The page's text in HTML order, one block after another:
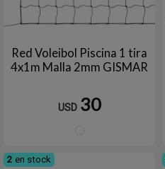
Red Voleibol Piscina 1 tira
4x1m Malla 2mm GISMAR
USD 30
2 en stock